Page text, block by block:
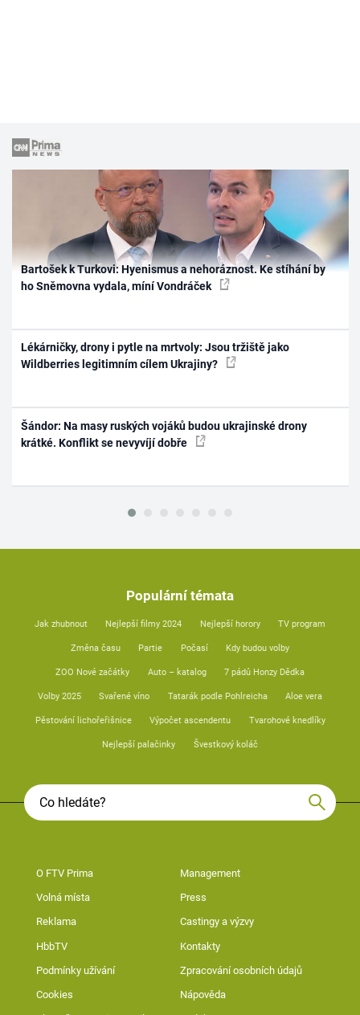
Bartošek k Turkovi: Hyenismus a nehoráznost. Ke stíhání by
ho Sněmovna vydala, míní Vondráček
Lékárničky, drony i pytle na mrtvoly: Jsou tržiště jako
Wildberries legitimním cílem Ukrajiny?
Šándor: Na masy ruských vojáků budou ukrajinské drony
krátké. Konflikt se nevyvíjí dobře
Populární témata
Jak zhubnout Nejlepší filmy 2024 Nejlepší horory TV program
Změna času Partie Počasí Kdy budou volby
ZOO Nové začátky Auto – katalog 7 pádů Honzy Dědka
Volby 2025 Svařené víno Tatarák podle Pohlreicha Aloe vera
Pěstování lichořeřišnice Výpočet ascendentu Tvarohové knedlíky
Nejlepší palačinky Švestkový koláč
O FTV Prima Management
Volná místa Press
Reklama Castingy a výzvy
HbbTV Kontakty
Podmínky užívání Zpracování osobních údajů
Cookies Nápověda